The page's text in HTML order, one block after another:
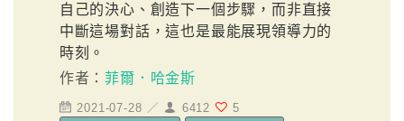
自己的決心、創造下一個步驟，而非直接
中斷這場對話，這也是最能展現領導力的
時刻。
作者： 菲爾．哈金斯
2021-07-28 ／ 6412 5